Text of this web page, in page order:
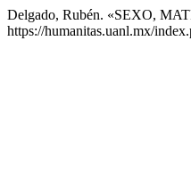
Delgado, Rubén. «SEXO,
https://humanitas.uanl.mx/